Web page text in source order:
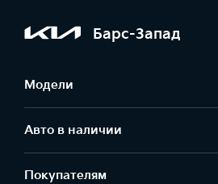
Барс-Запад
Модели
Авто в наличии
Покупателям